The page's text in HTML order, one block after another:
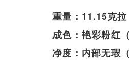
重量：11.15克拉
成色：艳彩粉红
净度：内部无瑕（